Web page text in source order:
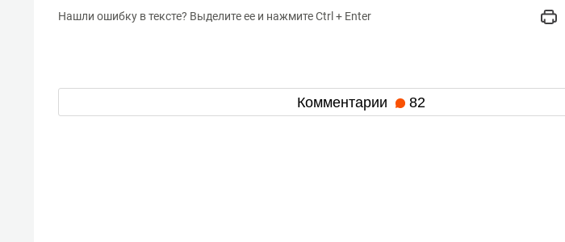
Нашли ошибку в тексте? Выделите ее и нажмите Ctrl + Enter
Комментарии 82